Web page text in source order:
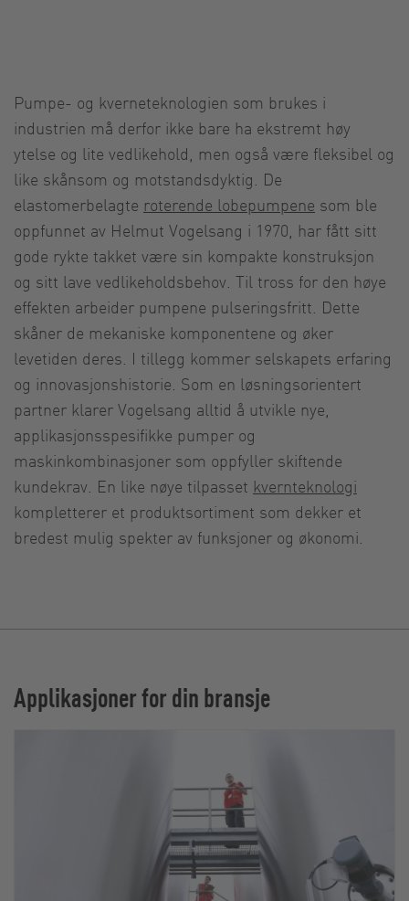
Pumpe- og kverneteknologien som brukes i
industrien må derfor ikke bare ha ekstremt høy
ytelse og lite vedlikehold, men også være fleksibel og
like skånsom og motstandsdyktig. De
elastomerbelagte roterende lobepumpene som ble
oppfunnet av Helmut Vogelsang i 1970, har fått sitt
gode rykte takket være sin kompakte konstruksjon
og sitt lave vedlikeholdsbehov. Til tross for den høye
effekten arbeider pumpene pulseringsfritt. Dette
skåner de mekaniske komponentene og øker
levetiden deres. I tillegg kommer selskapets erfaring
og innovasjonshistorie. Som en løsningsorientert
partner klarer Vogelsang alltid å utvikle nye,
applikasjonsspesifikke pumper og
maskinkombinasjoner som oppfyller skiftende
kundekrav. En like nøye tilpasset kvernteknologi
kompletterer et produktsortiment som dekker et
bredest mulig spekter av funksjoner og økonomi.
Applikasjoner for din bransje